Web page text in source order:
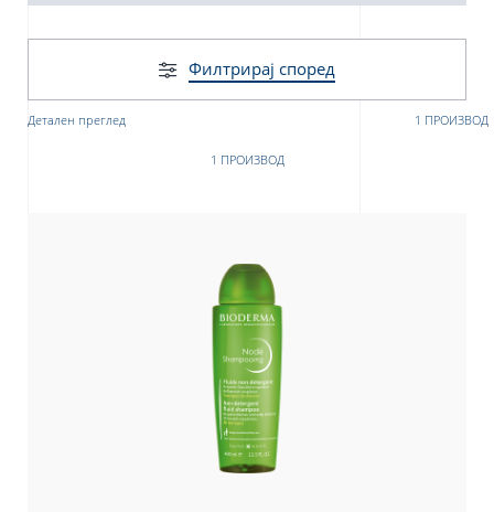
Филтрирај според
Детален преглед 1 ПРОИЗВОД
1 ПРОИЗВОД